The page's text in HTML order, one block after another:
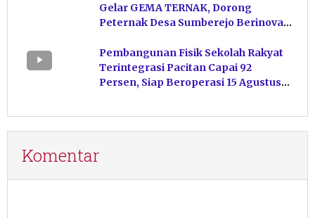
Gelar GEMA TERNAK, Dorong
Peternak Desa Sumberejo Berinovasi
Pembangunan Fisik Sekolah Rakyat
Terintegrasi Pacitan Capai 92
Persen, Siap Beroperasi 15 Agustus
Komentar